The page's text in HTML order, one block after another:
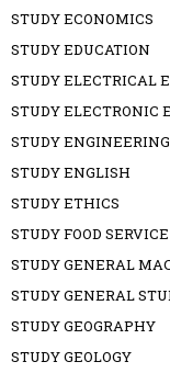
STUDY ECONOMICS
STUDY EDUCATION
STUDY ELECTRICAL
STUDY ELECTRONIC
STUDY ENGINEERING
STUDY ENGLISH
STUDY ETHICS
STUDY FOOD
STUDY GENERAL
STUDY GENERAL
STUDY GEOGRAPHY
STUDY GEOLOGY